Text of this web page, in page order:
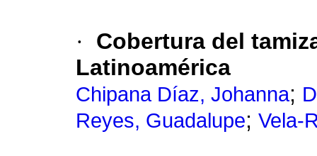
·
Cobertura del
Latinoamérica
Chipana Díaz, Johanna;
Reyes, Guadalupe; Vela-